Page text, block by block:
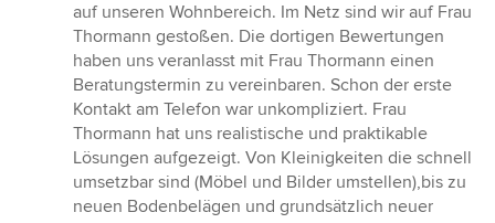
5
Sternen
auf unseren Wohnbereich. Im Netz sind wir auf Frau
Thormann gestoßen. Die dortigen Bewertungen
haben uns veranlasst mit Frau Thormann einen
Beratungstermin zu vereinbaren. Schon der erste
Kontakt am Telefon war unkompliziert. Frau
Thormann hat uns realistische und praktikable
Lösungen aufgezeigt. Von Kleinigkeiten die schnell
umsetzbar sind (Möbel und Bilder umstellen),bis zu
neuen Bodenbelägen und grundsätzlich neuer